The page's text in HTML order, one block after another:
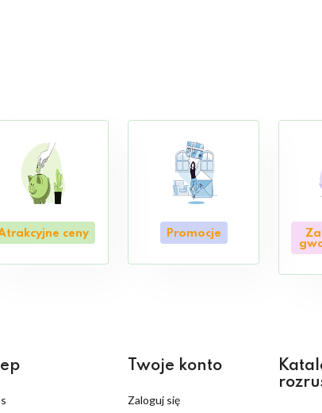
ceny Promocje
Twoje konto
Zaloguj się